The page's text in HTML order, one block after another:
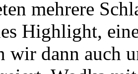
mehrere
Highlight,
wir dann auch